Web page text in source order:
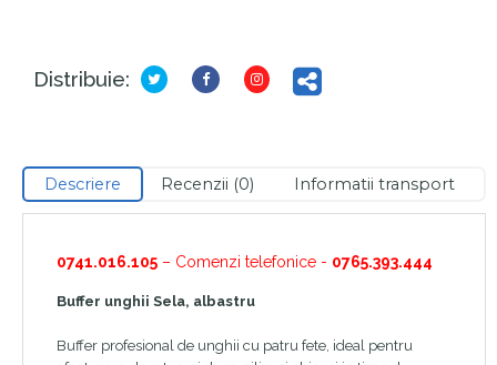
Distribuie:
Descriere Recenzii (0) Informatii transport
0741.016.105 – Comenzi telefonice - 0765.393.444
Buffer unghii Sela, albastru
Buffer profesional de unghii cu patru fete, ideal pentru